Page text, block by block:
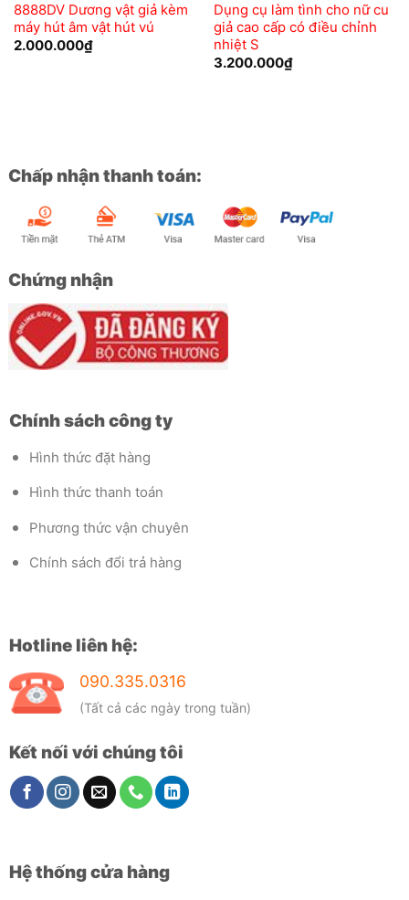
8888DV Dương vật giả kèm
máy hút âm vật hút vú
2.000.000₫
Dụng cụ làm tình cho nữ cu
giả cao cấp có điều chỉnh
nhiệt S
3.200.000₫
Chấp nhận thanh toán:
Chứng nhận
Chính sách công ty
Hình thức đặt hàng
Hình thức thanh toán
Phương thức vận chuyên
Chính sách đổi trả hàng
Hotline liên hệ:
090.335.0316
(Tất cả các ngày trong tuần)
Kết nối với chúng tôi
Hệ thống cửa hàng